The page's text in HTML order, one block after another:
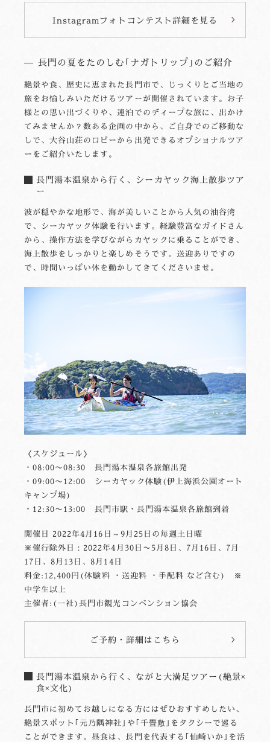
Instagramフォトコンテスト詳細を見る
長門の夏をたのしむ｢ナガトリップ｣のご紹介
絶景や食、歴史に恵まれた長門市で、じっくりとご当地の
旅をお愉しみいただけるツアーが開催されています。お子
様との思い出づくりや、連泊でのディープな旅に、出かけ
てみませんか？数ある企画の中から、ご自身でのご移動な
しで、大谷山荘のロビーから出発できるオプショナルツア
ーをご紹介いたします。
長門湯本温泉から行く、シーカヤック海上散歩ツア
ー
波が穏やかな地形で、海が美しいことから人気の油谷湾
で、シーカヤック体験を行います。経験豊富なガイドさん
から、操作方法を学びながらカヤックに乗ることができ、
海上散歩をしっかりと楽しめそうです。送迎ありですの
で、時間いっぱい体を動かしてきてくださいませ。
〈スケジュール〉
・08:00〜08:30 長門湯本温泉各旅館出発
・09:00〜12:00 シーカヤック体験(伊上海浜公園オート
キャンプ場)
・12:30〜13:00 長門市駅・長門湯本温泉各旅館到着
開催日 2022年4月16日～9月25日の毎週土日曜
※催行除外日：2022年4月30日〜5月8日、7月16日、7月
17日、8月13日、8月14日
料金:12,400円(体験料 ・送迎料 ・手配料 など含む) ※
中学生以上
主催者:(一社)長門市観光コンベンション協会
ご予約・詳細はこちら
長門湯本温泉から行く、ながと大満足ツアー(絶景×
食×文化)
長門市に初めてお越しになる方にはぜひおすすめしたい、
絶景スポット｢元乃隅神社｣や｢千畳敷｣をタクシーで巡る
ことができます。昼食は、長門を代表する｢仙崎いか｣を活